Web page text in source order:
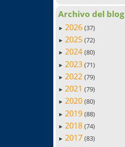
Archivo del blog
► 2026 (37)
► 2025 (72)
► 2024 (80)
► 2023 (71)
► 2022 (79)
► 2021 (79)
► 2020 (80)
► 2019 (88)
► 2018 (74)
► 2017 (83)